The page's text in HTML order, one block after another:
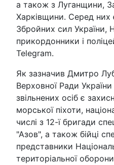
а також з Луганщини,
Харківщини. Серед них
Збройних сил України,
прикордонники і
Telegram.
Як зазначив Дмитро
Верховної Ради
звільнених осіб є
морської піхоти,
числі з 12-ї бригади
"Азов", а також бійці
представники
територіальної